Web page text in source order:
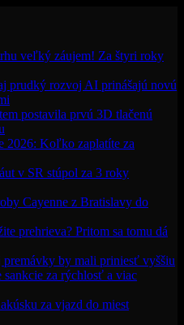
veľký záujem! Za štyri roky
prudký rozvoj AI prinášajú novú
postavila prvú 3D tlačenú
2026: Koľko zaplatíte za
v SR stúpol za 3 roky
Cayenne z Bratislavy do
prehrieva? Pritom sa tomu dá
premávky by mali priniesť vyššiu
sankcie za rýchlosť a viac
za vjazd do miest